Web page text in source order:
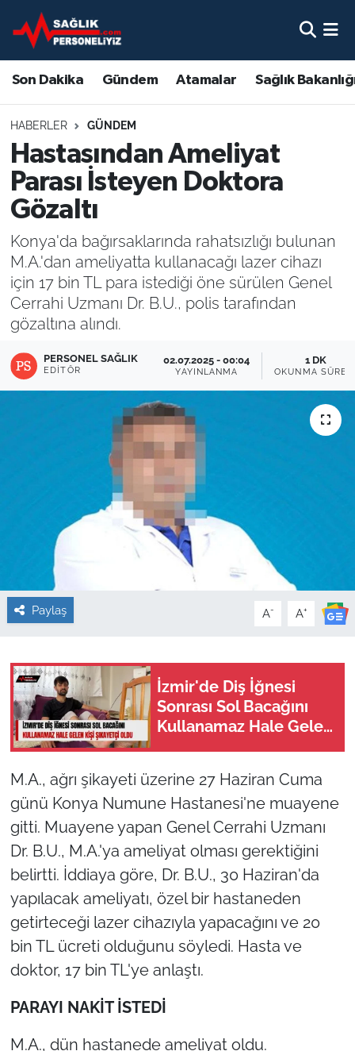
Son Dakika Gündem Atamalar Sağlık
HABERLER GÜNDEM
Hastasından Ameliyat
Parası İsteyen Doktora
Gözaltı
Konya'da bağırsaklarında rahatsızlığı bulunan
M.A.'dan ameliyatta kullanacağı lazer cihazı
için 17 bin TL para istediği öne sürülen Genel
Cerrahi Uzmanı Dr. B.U., polis tarafından
gözaltına alındı.
PERSONEL SAĞLIK
EDITÖR
02.07.2025 - 00:04
YAYINLANMA
1 DK
OKUNMA
Paylaş A- A+
İzmir'de Diş İğnesi
Sonrası Sol Bacağını
Kullanamaz Hale Gelen
M.A., ağrı şikayeti üzerine 27 Haziran Cuma
günü Konya Numune Hastanesi'ne muayene
gitti. Muayene yapan Genel Cerrahi Uzmanı
Dr. B.U., M.A.'ya ameliyat olması gerektiğini
belirtti. İddiaya göre, Dr. B.U., 30 Haziran'da
yapılacak ameliyatı, özel bir hastaneden
getirteceği lazer cihazıyla yapacağını ve 20
bin TL ücreti olduğunu söyledi. Hasta ve
doktor, 17 bin TL'ye anlaştı.
PARAYI NAKİT İSTEDİ
M.A., dün hastanede ameliyat oldu.
Son Dakika
Gündem
Atamalar
Sağlık Bakanlığı
Mevzuat
Sendika
Sağlık Personeli Alımı
Kamu Alımları
Nöbetçi Eczaneler
Hava Durumu
Namaz Vakitleri
Trafik Durumu
Süper Lig Puan Durumu ve Fikstür
Tüm Manşetler
Son Dakika Haberleri